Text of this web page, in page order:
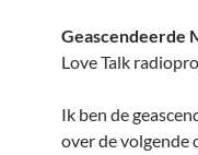
Geascendeerde
Love Talk
Ik ben de
over de volgende